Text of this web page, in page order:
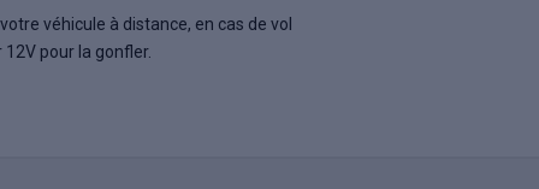
véhicule à distance, en cas de vol
pour la gonfler.